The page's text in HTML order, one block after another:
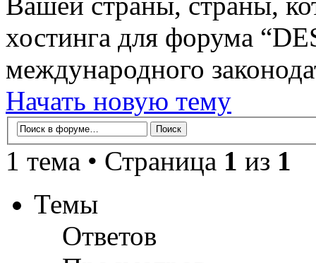
хостинга для форума
международного
Начать новую тему
1 тема • Страница 1 из 1
Темы
Ответов